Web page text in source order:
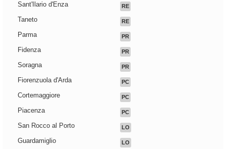
Sant'Ilario d'Enza RE
Taneto RE
Parma PR
Fidenza PR
Soragna PR
Fiorenzuola d'Arda PC
Cortemaggiore PC
Piacenza PC
San Rocco al Porto LO
Guardamiglio LO